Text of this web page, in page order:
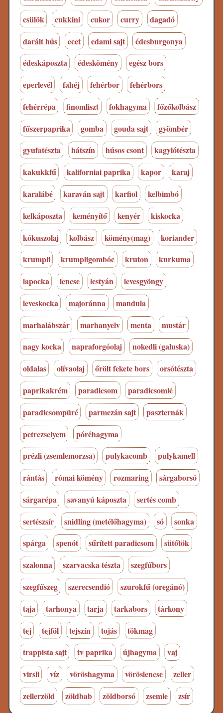
csülök
cukkini cukor curry
dagadó
darált hús
ecet edami sajt
édesburgonya
édeskáposzta
édeskömény
egész bors
eperlevél
fahéj fehérbor
fehérbors
fehérrépa
finomliszt fokhagyma
főzőkolbász
fűszerpaprika
gomba gouda sajt
gyömbér
gyufatészta
hátszín húsos csont
kagylótészta
kakukkfű
kaliforniai paprika kapor
karaj
karalábé
karaván sajt karfiol
kelbimbó
kelkáposzta
keményítő kenyér
kiskocka
kókuszolaj
kolbász kömény(mag)
koriander
krumpli
krumpligombóc kruton
kurkuma
lapocka
lencse lestyán
levesgyöngy
leveskocka
majoránna
mandula
marhalábszár
marhanyelv menta
mustár
nagy kocka
napraforgóolaj
nokedli (galuska)
oldalas
olívaolaj őrölt fekete bors
orsótészta
paprikakrém
paradicsom
paradicsomlé
paradicsompüré
parmezán sajt
paszternák
petrezselyem
póréhagyma
prézli (zsemlemorzsa)
pulykacomb
pulykamell
rántás
római kömény rozmaring
sárgaborsó
sárgarépa
savanyú káposzta
sertés comb
sertészsír
snidling (metélőhagyma) só
sonka
spárga
spenót sűrített paradicsom
sütőtök
szalonna
szarvacska tészta
szegfűbors
szegfűszeg
szerecsendió
szurokfű (oregánó)
taja
tarhonya tarja tarkabors
tárkony
tej
tejföl tejszín tojás
tökmag
trappista sajt
tv paprika újhagyma
vaj
virsli
víz vöröshagyma vöröslencse
zeller
zellerzöld
zöldbab zöldborsó zsemle zsír